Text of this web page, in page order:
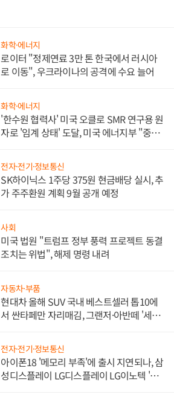
화학·에너지
로이터 "정제연료 3만 톤 한국에서 러시아
로 이동", 우크라이나의 공격에 수요 늘어
화학·에너지
'한수원 협력사' 미국 오클로 SMR 연구용 원
자로 '임계 상태' 도달, 미국 에너지부 "중요
전자·전기·정보통신
SK하이닉스 1주당 375원 현금배당 실시, 추
가 주주환원 계획 9월 공개 예정
사회
미국 법원 "트럼프 정부 풍력 프로젝트 동결
조치는 위법", 해제 명령 내려
자동차·부품
현대차 올해 SUV 국내 베스트셀러 톱10에
서 싼타페만 자리매김, 그랜저·아반떼 '세단
전자·전기·정보통신
아이폰18 '메모리 부족'에 출시 지연되나, 삼
성디스플레이 LG디스플레이 LG이노텍 '탈